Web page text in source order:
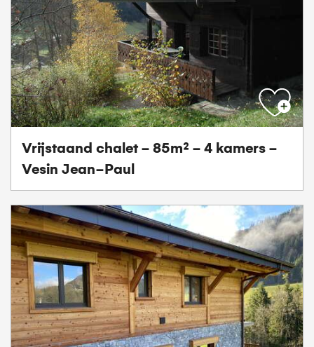
Vrijstaand chalet - 85m² - 4 kamers -
Vesin Jean-Paul